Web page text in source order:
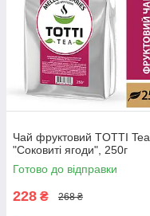
Чай фруктовий TОТТІ Tea
"Соковиті ягоди", 250г
Готово до відправки
228 ₴ 268 ₴